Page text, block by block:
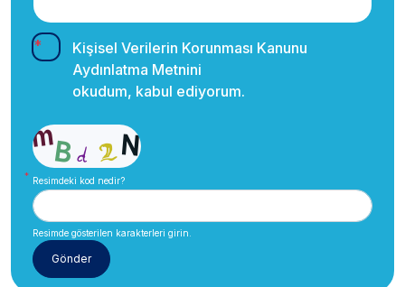
Kişisel Verilerin Korunması Kanunu
Aydınlatma Metnini
okudum, kabul ediyorum.
Resimdeki kod nedir?
Resimde gösterilen karakterleri girin.